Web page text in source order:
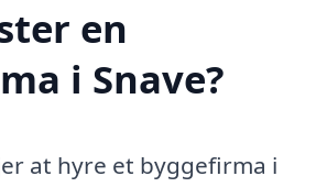
en
i Snave?
at hyre et byggefirma i